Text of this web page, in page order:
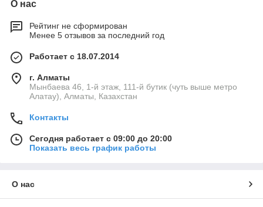
О нас
Рейтинг не сформирован
Менее 5 отзывов за последний год
Работает с 18.07.2014
г. Алматы
Мынбаева 46, 1-й этаж, 111-й бутик (чуть выше метро
Алатау), Алматы, Казахстан
Контакты
Сегодня работает с 09:00 до 20:00
Показать весь график работы
О нас